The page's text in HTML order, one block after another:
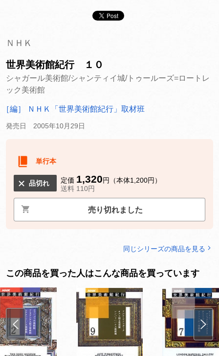
ＮＨＫ
世界美術館紀行 １０
シャガール美術館/シャンティイ城/トゥールーズ=ロートレ
ック美術館
［編］ ＮＨＫ「世界美術館紀行」取材班
発売日 2005年10月29日
単行本
品切れ 定価 1,320円（本体1,200円）
送料 110円
売り切れました
同じシリーズの商品を見る
この商品を買った人はこんな商品を買っています